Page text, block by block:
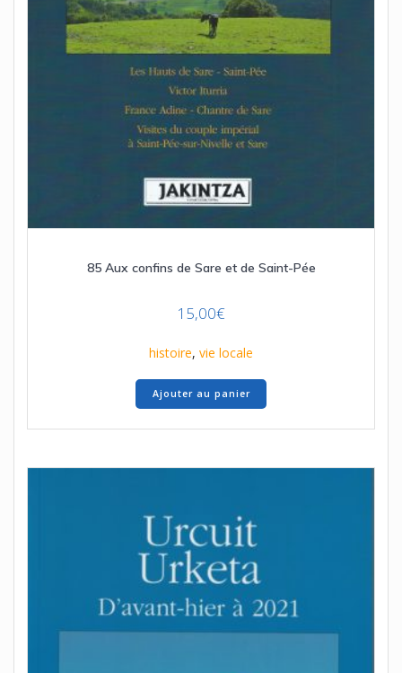
85 Aux confins de Sare et de Saint-Pée
15,00€
histoire, vie locale
Ajouter au panier